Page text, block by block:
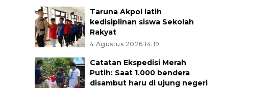
Taruna Akpol latih
kedisiplinan siswa Sekolah
Rakyat
4 Agustus 2026 14:19
Catatan Ekspedisi Merah
Putih: Saat 1.000 bendera
disambut haru di ujung negeri